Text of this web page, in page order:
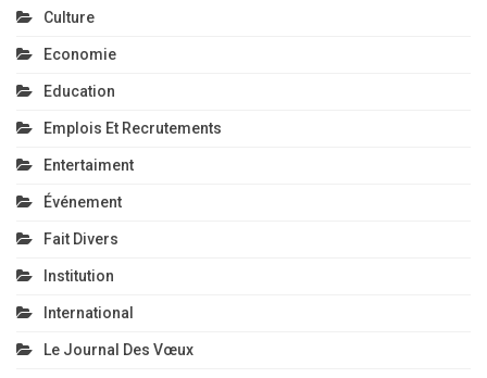
Culture
Economie
Education
Emplois Et Recrutements
Entertaiment
Événement
Fait Divers
Institution
International
Le Journal Des Vœux